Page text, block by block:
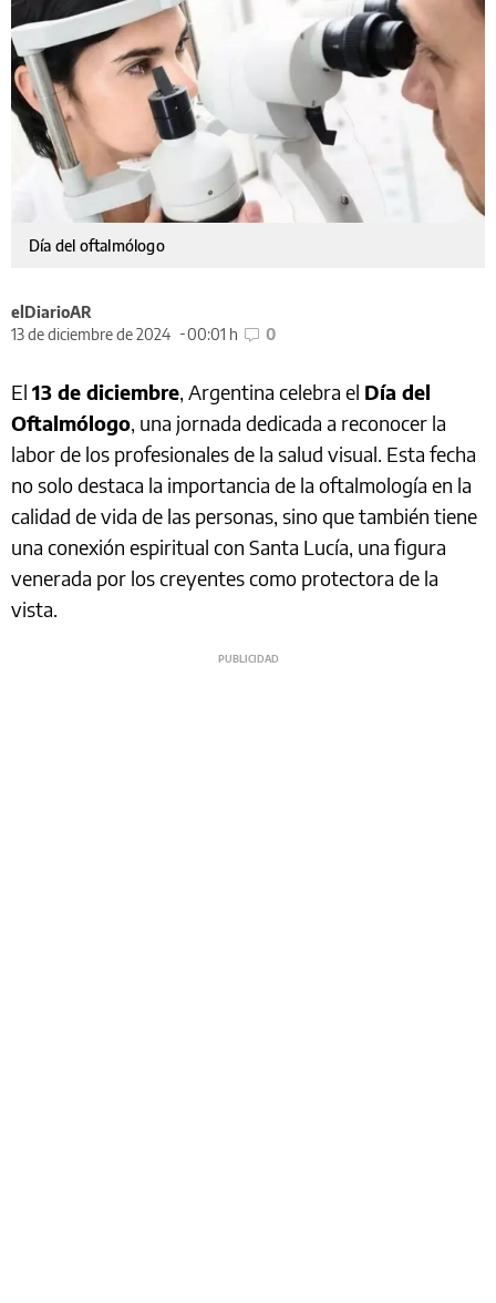
Día del oftalmólogo
elDiarioAR
13 de diciembre de 2024
00:01 h 0
El 13 de diciembre, Argentina celebra el Día del
Oftalmólogo, una jornada dedicada a reconocer la
labor de los profesionales de la salud visual. Esta fecha
no solo destaca la importancia de la oftalmología en la
calidad de vida de las personas, sino que también tiene
una conexión espiritual con Santa Lucía, una figura
venerada por los creyentes como protectora de la
vista.